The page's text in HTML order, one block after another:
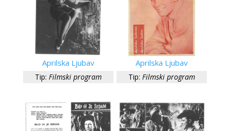
Aprilska Ljubav
Tip: Filmski program
Aprilska Ljubav
Tip: Filmski program